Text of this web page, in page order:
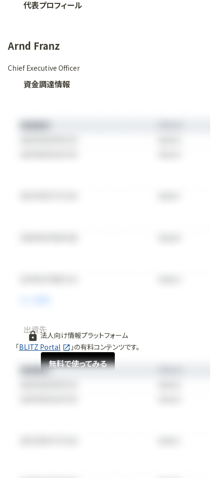
代表プロフィール
Arnd Franz
Chief Executive Officer
資金調達情報
法人向け情報プラットフォーム
「BLITZ Portal 」の有料コンテンツです。
無料で使ってみる
出資先